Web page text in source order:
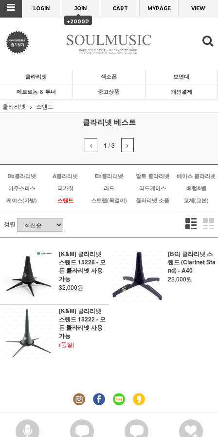
LOGIN JOIN
+2000P
CART MYPAGE VIEW
클라리넷 색소폰 보면대
메트로놈 & 튜너 중고상품 개인결제
클라리넷 스탠드
클라리넷 베스트
1 /3
Bb클라리넷 A클라리넷 Eb클라리넷 알토 클라리넷
베이스 클라리넷
마우스피스
리가춰 리드 리드케이스
베럴&벨
케이스(가방)
스탠드 스트랩(목걸이) 클라리넷 소품 교제(교본)
정렬
[K&M] 클라리넷
스탠드 15228 - 모
든 클라리넷 사용
가능
32,000원
[BG] 클라리넷 스
탠드 (Clarinet Sta
nd) - A40
22,000원
[K&M] 클라리넷
스탠드 15222 - 모
든 클라리넷 사용
가능
(품절)